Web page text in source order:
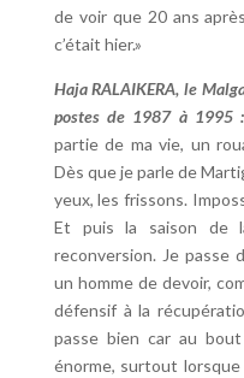
de voir que 20 ans
c’était hier.»
Haja RALAIKERA, le
postes de 1987 à 1995 :
partie de ma vie, un
Dès que je parle de
yeux, les frissons.
Et puis la saison de
reconversion. Je passe
un homme de devoir,
défensif à la
passe bien car au
énorme, surtout